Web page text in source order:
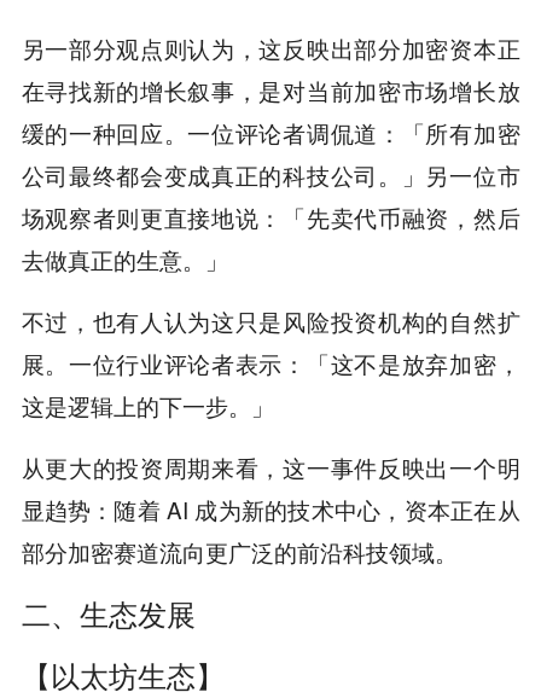
另一部分观点则认为，这反映出部分加密资本正
在寻找新的增长叙事，是对当前加密市场增长放
缓的一种回应。一位评论者调侃道：「所有加密
公司最终都会变成真正的科技公司。」另一位市
场观察者则更直接地说：「先卖代币融资，然后
去做真正的生意。」
不过，也有人认为这只是风险投资机构的自然扩
展。一位行业评论者表示：「这不是放弃加密，
这是逻辑上的下一步。」
从更大的投资周期来看，这一事件反映出一个明
显趋势：随着 AI 成为新的技术中心，资本正在从
部分加密赛道流向更广泛的前沿科技领域。
二、生态发展
【以太坊生态】